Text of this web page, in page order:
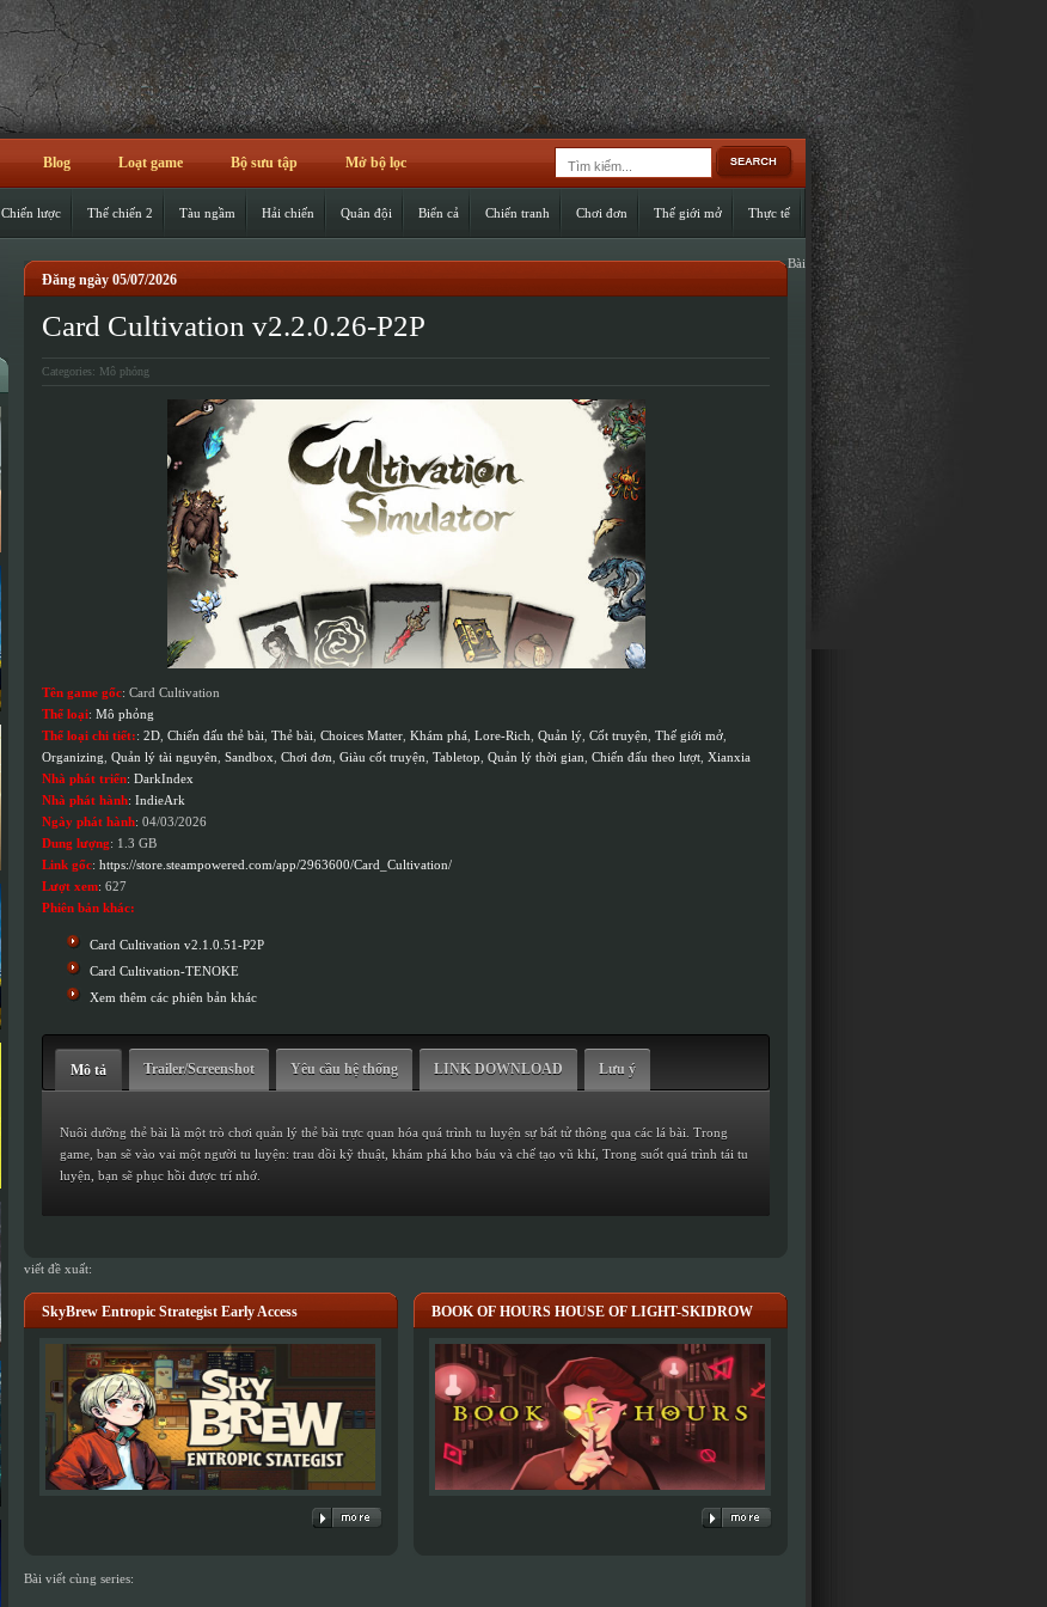
Blog Loạt game Bộ sưu tập Mở bộ lọc
Chiến lược Thế chiến 2 Tàu ngầm Hải chiến Quân đội Biển cả Chiến tranh Chơi đơn Thế giới mở Thực tế
Đăng ngày 05/07/2026
Card Cultivation v2.2.0.26-P2P
Categories: Mô phỏng
Tên game gốc: Card Cultivation
Thể loại: Mô phỏng
Thể loại chi tiết:: 2D Chiến đấu thẻ bài Thẻ bài Choices Matter Khám phá Lore-Rich Quản lý Cốt truyện Thế giới mở
Organizing Quản lý tài nguyên Sandbox Chơi đơn Giàu cốt truyện Tabletop Quản lý thời gian Chiến đấu theo lượt Xianxia
Nhà phát triển: DarkIndex
Nhà phát hành: IndieArk
Ngày phát hành: 04/03/2026
Dung lượng: 1.3 GB
Link gốc: https://store.steampowered.com/app/2963600/Card_Cultivation/
Lượt xem: 627
Phiên bản khác:
Card Cultivation v2.1.0.51-P2P
Card Cultivation-TENOKE
Xem thêm các phiên bản khác
Mô tả Trailer/Screenshot Yêu cầu hệ thống LINK DOWNLOAD Lưu ý
Nuôi dưỡng thẻ bài là một trò chơi quản lý thẻ bài trực quan hóa quá trình tu luyện sự bất tử thông qua các lá bài. Trong
game, bạn sẽ vào vai một người tu luyện: trau dồi kỹ thuật, khám phá kho báu và chế tạo vũ khí, Trong suốt quá trình tái tu
luyện, bạn sẽ phục hồi được trí nhớ.
Bài
viết đề xuất:
SkyBrew Entropic Strategist Early Access BOOK OF HOURS HOUSE OF LIGHT-SKIDROW
Bài viết cùng series: